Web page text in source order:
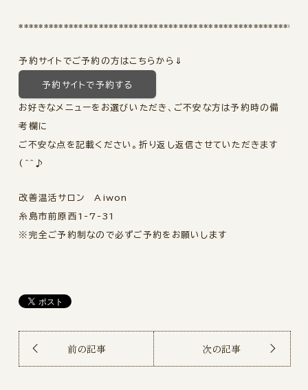
**********************************************************
予約サイトでご予約の方はこちらから⇓
予約サイトで予約する
お好きなメニューをお選びいただき、ご不安な方は予約時の備
考欄に
ご不安な点を記載ください。折り返し返信させていただきます
(^^♪
改善温活サロン Aiwon
糸島市前原西1-7-31
※完全ご予約制なので必ずご予約をお願いします
前の記事 次の記事